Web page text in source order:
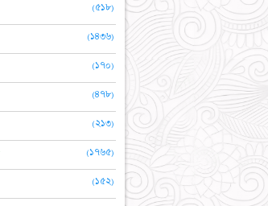
(৫১৮)
(১৪৩৬)
(১৭০)
(৪৭৮)
(২১৩)
(১৭৬৫)
(১৫২)